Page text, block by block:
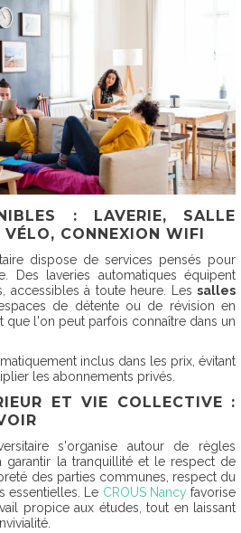
: LAVERIE, SALLE
CONNEXION WIFI
dispose de services pensés pour
Des laveries automatiques équipent
accessibles à toute heure. Les salles
de détente ou de révision en
l'on peut parfois connaître dans un
inclus dans les prix, évitant
les abonnements privés.
ET VIE COLLECTIVE :
s'organise autour de règles
garantir la tranquillité et le respect de
des parties communes, respect du
essentielles. Le CROUS Nancyfavorise
propice aux études, tout en laissant